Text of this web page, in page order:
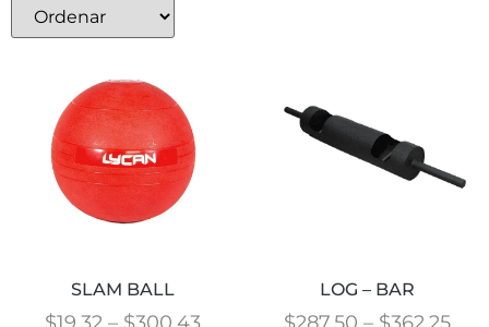
SLAM BALL LOG – BAR